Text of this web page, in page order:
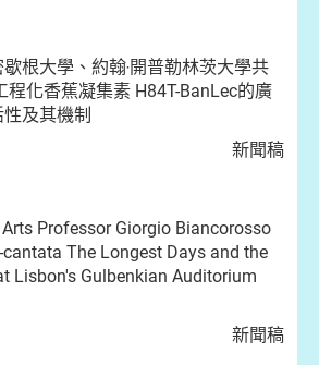
根大學、約翰‧開普勒林茨大學共
程化香蕉凝集素 H84T-BanLec的廣
及其機制
新聞稿
Professor Giorgio Biancorosso
The Longest Days and the
Lisbon's Gulbenkian Auditorium
新聞稿